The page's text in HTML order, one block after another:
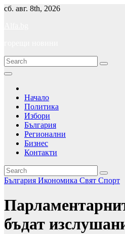
Skip
сб. авг. 8th, 2026
Начало
Политика
Избори
България
Регионални
Бизнес
Контакти
България Икономика Свят Спорт
бъдат